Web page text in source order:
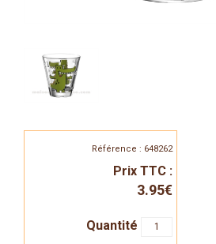
Référence : 648262
Prix TTC :
3.95€
Quantité